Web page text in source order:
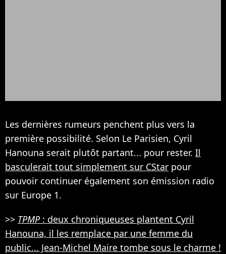
Les dernières rumeurs penchent plus vers la
première possibilité. Selon Le Parisien, Cyril
Hanouna serait plutôt partant... pour rester. Il
basculerait tout simplement sur CStar pour
pouvoir continuer également son émission radio
sur Europe 1.
>> TPMP: deux chroniqueuses plantent Cyril
Hanouna, il les remplace par une femme du
public... Jean-Michel Maire tombe sous le charme !